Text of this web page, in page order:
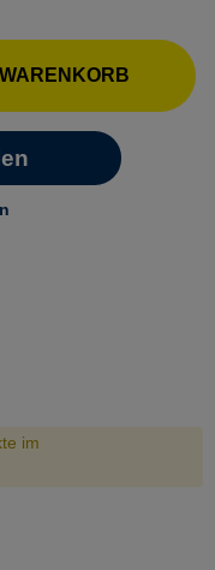
gewünschten
WARENKORB
im